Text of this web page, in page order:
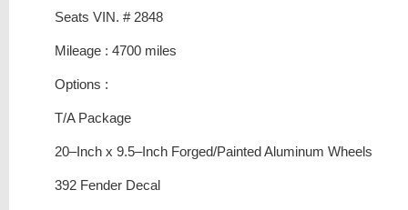
Seats VIN. # 2848
Mileage : 4700 miles
Options :
T/A Package
20–Inch x 9.5–Inch Forged/Painted Aluminum Wheels
392 Fender Decal